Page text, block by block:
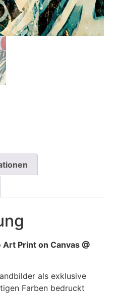
Art Print on Canvas @
als exklusive
Farben bedruckt